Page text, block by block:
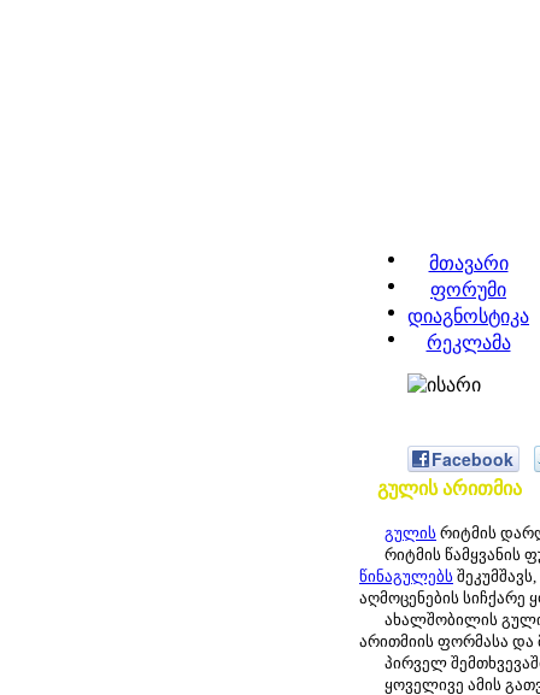
მთავარი
ფორუმი
დიაგნოსტიკა
რეკლამა
Facebook
გულის არითმია
გულის რიტმის
რიტმის წამყვანის
წინაგულებს
აღმოცენების სიჩქარე
ახალშობილის გული,
არითმიის ფორმასა და
პირველ
ყოველივე ამის